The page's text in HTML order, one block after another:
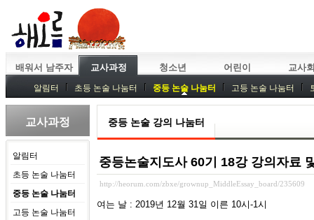
배워서 남주자 교사과정 청소년 어린이 교사
알림터 초등 논술 나눔터 중등 논술 나눔터 고등 논술 나눔터
중등독서토론
특강 중등논술 강사 기획회의 외부강좌
교사과정
알림터
초등 논술 나눔터
중등 논술 나눔터
고등 논술 나눔터
중등 논술 강의 나눔터
중등논술지도사 60기 18강 강의자료
http://heorum.com/zbxe/grownup_MiddleEssay_board/235609
여는 날 : 2019년 12월 31일 이른 10시-1시